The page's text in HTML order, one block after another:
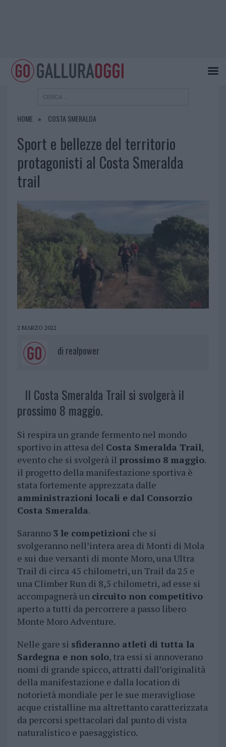
HOME COSTA SMERALDA
Sport e bellezze del territorio
protagonisti al Costa Smeralda
trail
2 MARZO 2022
di realpower
Il Costa Smeralda Trail si svolgerà il
prossimo 8 maggio.
Si respira un grande fermento nel mondo
sportivo in attesa del Costa Smeralda Trail,
evento che si svolgerà il prossimo 8 maggio.
il progetto della manifestazione sportiva è
stata fortemente apprezzata dalle
amministrazioni locali e dal Consorzio
Costa Smeralda.
Saranno 3 le competizioni che si
svolgeranno nell’intera area di Monti di Mola
e sui due versanti di monte Moro, una Ultra
Trail di circa 45 chilometri, un Trail da 25 e
una Climber Run di 8,5 chilometri, ad esse si
accompagnerà un circuito non competitivo
aperto a tutti da percorrere a passo libero
Monte Moro Adventure.
Nelle gare si sfideranno atleti di tutta la
Sardegna e non solo, tra essi si annoverano
nomi di grande spicco, attratti dall’originalità
della manifestazione e dalla location di
notorietà mondiale per le sue meravigliose
acque cristalline ma altrettanto caratterizzata
da percorsi spettacolari dal punto di vista
naturalistico e paesaggistico.